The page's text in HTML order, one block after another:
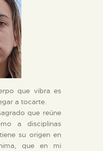
que vibra es
a tocarte.
que reúne
a disciplinas
su origen en
que en mi